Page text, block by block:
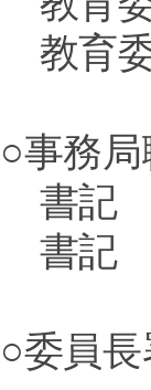
教育
○事務局
書記
書記
○委員長